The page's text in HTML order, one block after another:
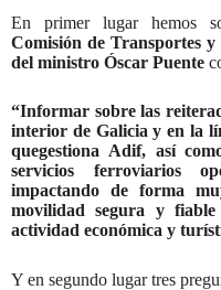
En primer lugar hemos
Comisión de Transportes
del ministro Óscar Puente
“Informar sobre las
interior de Galicia y en la
quegestiona Adif, así
servicios ferroviarios
impactando de forma
movilidad segura y
actividad económica y
Y en segundo lugar tres